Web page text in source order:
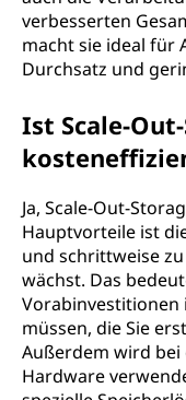
verbesserten
macht sie ideal für
Durchsatz und
Ist Scale-
Ja, Scale-Out-
Hauptvorteile ist
und schrittweise
wächst. Das
Vorabinvestitionen
müssen, die Sie
Außerdem wird
Hardware